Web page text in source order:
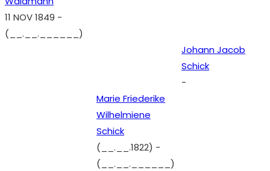
11 NOV 1849 -
(__.__.______)
Johann Jacob
Schick
-
Marie Friederike
Wilhelmiene
Schick
(__.__.1822) -
(__.__.______)